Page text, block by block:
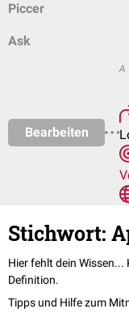
Piccer
Ask
Bearbeiten
A
Stichwort:
Hier fehlt dein Wissen...
Definition.
Tipps und Hilfe zum